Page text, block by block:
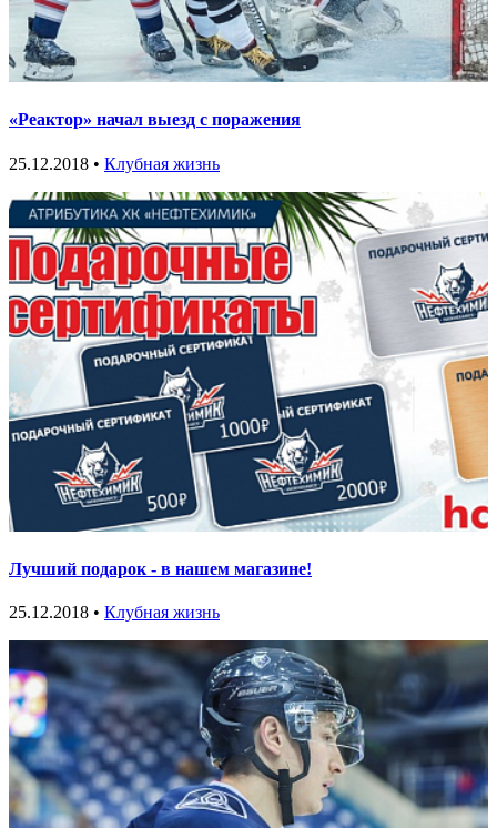
«Реактор» начал выезд с поражения
25.12.2018 • Клубная жизнь
Лучший подарок - в нашем магазине!
25.12.2018 • Клубная жизнь